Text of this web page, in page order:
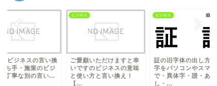
顧いただけますと幸
すのビジネスの意味
い方と言い換え！
ビジネス
証の旧字体の出し方（漢
字をパソコンやスマホ
で・異体字・證・あか
し・...
ビジネス
打ち手/ビジネスの言
え（打ち手・施策の
ネス：丁寧な別の言